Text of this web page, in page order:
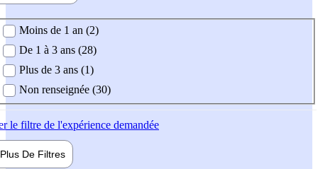
demandée
Moins de 1 an (2)
De 1 à 3 ans (28)
Plus de 3 ans (1)
Non renseignée (30)
le filtre de l'expérience demandée
Plus De Filtres